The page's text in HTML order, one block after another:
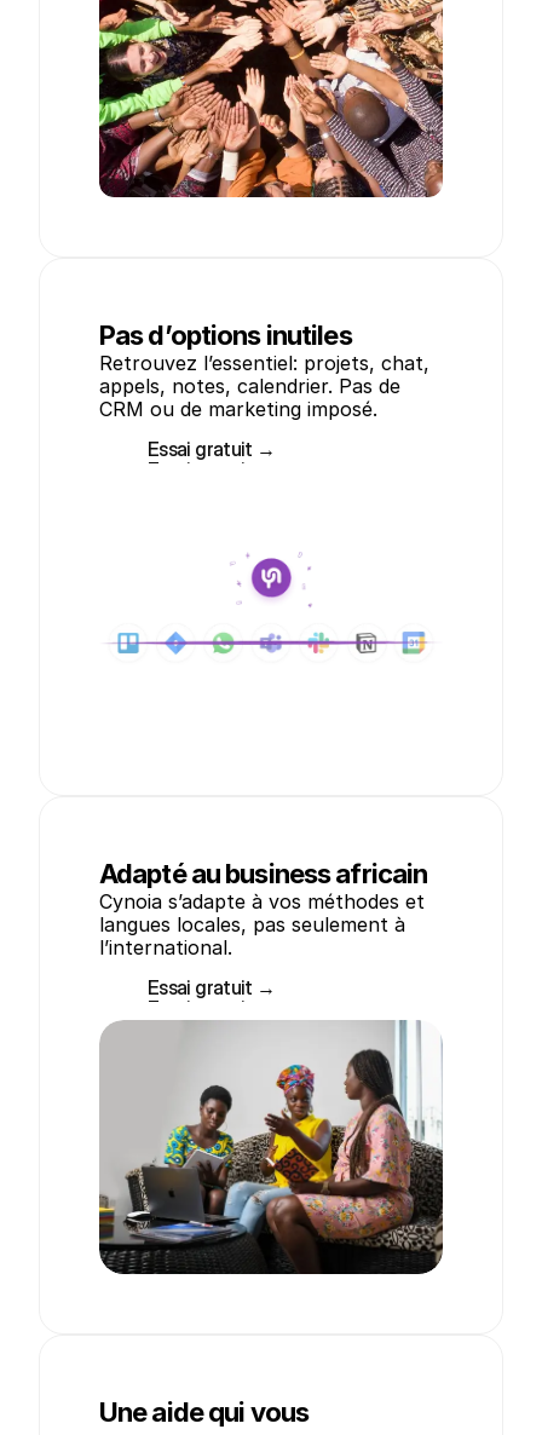
Pas d’options inutiles
Retrouvez l’essentiel: projets, chat,
appels, notes, calendrier. Pas de
CRM ou de marketing imposé.
Essai gratuit →
Essai gratuit →
Adapté au business africain
Cynoia s’adapte à vos méthodes et
langues locales, pas seulement à
l’international.
Essai gratuit →
Essai gratuit →
Une aide qui vous